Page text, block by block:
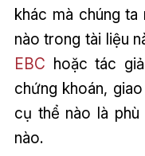
khác mà chúng
nào trong tài liệu
EBC hoặc tác
chứng khoán,
cụ thể nào là
nào.